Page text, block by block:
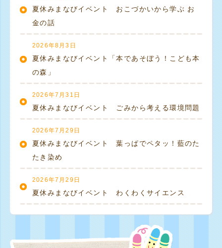
夏休みまなびイベント おこづかいから学ぶ お
金の話
2026年8月3日
夏休みまなびイベント「本であそぼう！こども本
の森」
2026年7月31日
夏休みまなびイベント ごみから考える環境問題
2026年7月29日
夏休みまなびイベント 葉っぱでペタッ！藍のた
たき染め
2026年7月29日
夏休みまなびイベント わくわくサイエンス